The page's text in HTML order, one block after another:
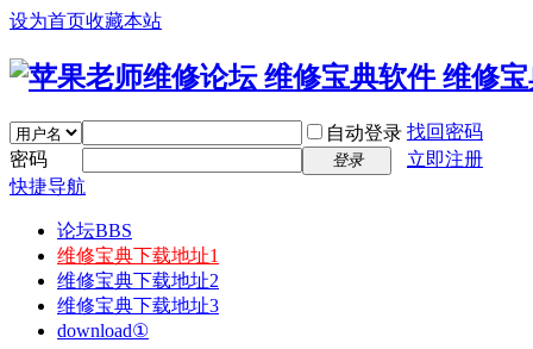
设为首页收藏本站
自动登录 找回密码
密码
登录
立即注册
快捷导航
论坛BBS
维修宝典下载地址1
维修宝典下载地址2
维修宝典下载地址3
download①